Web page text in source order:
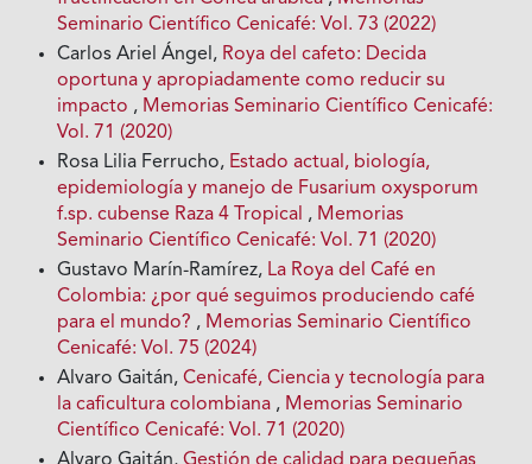
Seminario Científico Cenicafé: Vol. 73 (2022)
Carlos Ariel Ángel, Roya del cafeto: Decida
oportuna y apropiadamente como reducir su
impacto , Memorias Seminario Científico Cenicafé:
Vol. 71 (2020)
Rosa Lilia Ferrucho, Estado actual, biología,
epidemiología y manejo de Fusarium oxysporum
f.sp. cubense Raza 4 Tropical , Memorias
Seminario Científico Cenicafé: Vol. 71 (2020)
Gustavo Marín-Ramírez, La Roya del Café en
Colombia: ¿por qué seguimos produciendo café
para el mundo? , Memorias Seminario Científico
Cenicafé: Vol. 75 (2024)
Alvaro Gaitán,Cenicafé, Ciencia y tecnología para
la caficultura colombiana , Memorias Seminario
Científico Cenicafé: Vol. 71 (2020)